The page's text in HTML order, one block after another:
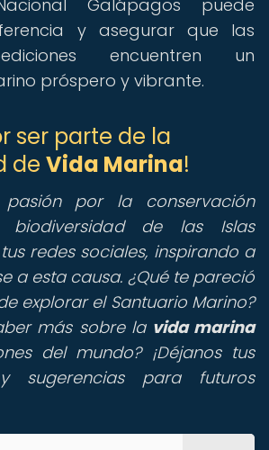
Galápagos puede
y asegurar que las
encuentren un
próspero y vibrante.
ser parte de la
de Vida Marina!
por la conservación
de las Islas
redes sociales, inspirando a
a esta causa. ¿Qué te pareció
explorar el Santuario Marino?
más sobre la vida marina
del mundo? ¡Déjanos tus
sugerencias para futuros